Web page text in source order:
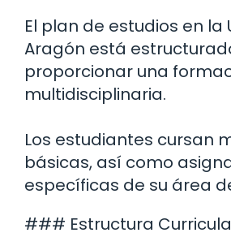
El plan de estudios en la
Aragón está
proporcionar una
multidisciplinaria.
Los estudiantes cursan
básicas, así como
específicas de su área
### Estructura